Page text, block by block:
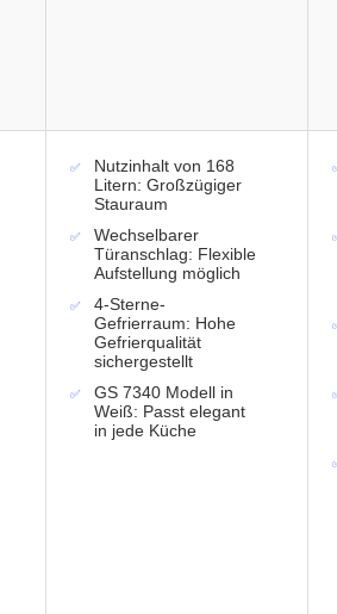
Nutzinhalt von 168
Litern: Großzügiger
Stauraum
Wechselbarer
Türanschlag: Flexible
Aufstellung möglich
4-Sterne-
Gefrierraum: Hohe
Gefrierqualität
sichergestellt
GS 7340 Modell in
Weiß: Passt elegant
in jede Küche